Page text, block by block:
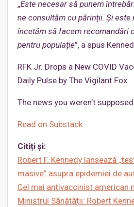
„Este necesar să punem
ne consultăm cu părinții. Și este
încetăm să facem recomandări
pentru populație”, a spus
RFK Jr. Drops a New COVID
Daily Pulse by The Vigilant Fox
The news you weren’t
Read on Substack
Citiți și:
Robert F. Kennedy lansează
masive” asupra epidemiei de
Cel mai antivaccinist american
Ministrul Sănătății: Robert